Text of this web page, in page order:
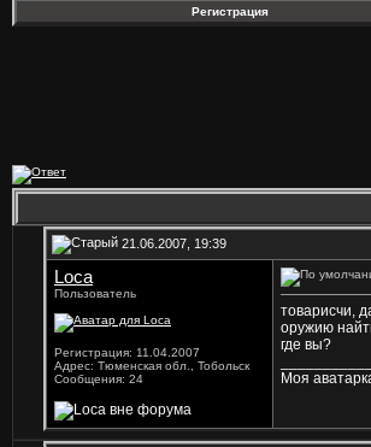
Регистрация
21.06.2007, 19:39
Loca
Пользователь
Регистрация: 11.04.2007
Адрес: Тюменская обл., Тобольск
Сообщения: 24
товарисчи,
оружию
где вы?
Моя